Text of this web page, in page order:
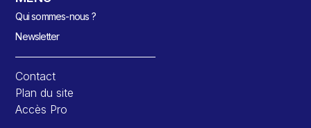
Qui sommes-nous ?
Newsletter
Contact
Plan du site
Accès Pro